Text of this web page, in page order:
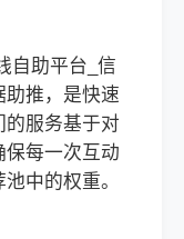
自助平台_信
推，是快速
服务基于对
每一次互动
中的权重。